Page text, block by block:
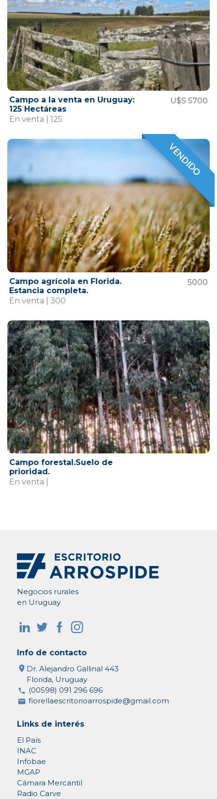
Campo a la venta en Uruguay:
125 Hectáreas
U$S 5700
En venta | 125
VENDIDO
VENDIDO
Campo agrícola en Florida.
Estancia completa.
5000
En venta | 300
Campo forestal.Suelo de
prioridad.
En venta |
Negocios rurales
en Uruguay
Info de contacto
Dr. Alejandro Gallinal 443
Florida, Uruguay
(00598) 091 296 696
fiorellaescritorioarrospide@gmail.com
Links de interés
El País
INAC
Infobae
MGAP
Cámara Mercantil
Radio Carve